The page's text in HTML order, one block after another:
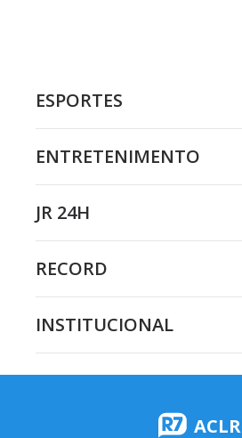
ESPORTES
ENTRETENIMENTO
JR 24H
RECORD
INSTITUCIONAL
ACLR